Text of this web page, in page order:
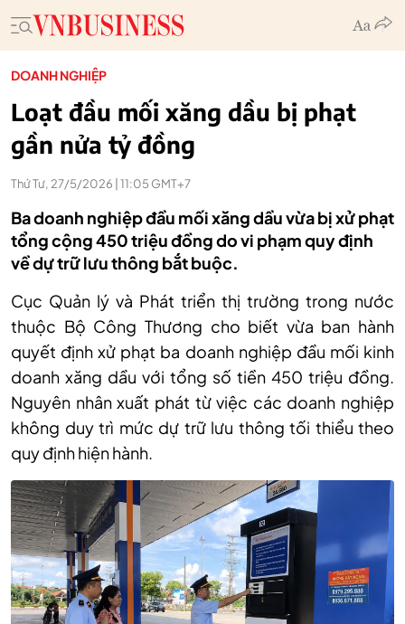
DOANH NGHIỆP
Loạt đầu mối xăng dầu bị phạt
gần nửa tỷ đồng
Thứ Tư, 27/5/2026 | 11:05 GMT+7
Ba doanh nghiệp đầu mối xăng dầu vừa bị xử phạt
tổng cộng 450 triệu đồng do vi phạm quy định
về dự trữ lưu thông bắt buộc.
Cục Quản lý và Phát triển thị trường trong nước
thuộc Bộ Công Thương cho biết vừa ban hành
quyết định xử phạt ba doanh nghiệp đầu mối kinh
doanh xăng dầu với tổng số tiền 450 triệu đồng.
Nguyên nhân xuất phát từ việc các doanh nghiệp
không duy trì mức dự trữ lưu thông tối thiểu theo
quy định hiện hành.